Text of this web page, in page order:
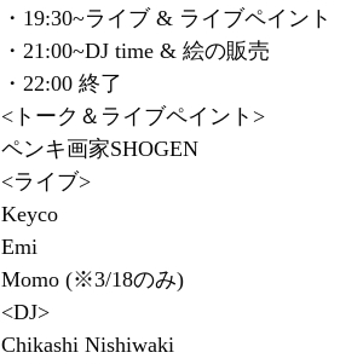
・19:30~ライブ & ライブペイント
・21:00~DJ time & 絵の販売
・22:00 終了
<トーク＆ライブペイント>
ペンキ画家SHOGEN
<ライブ>
Keyco
Emi
Momo (※3/18のみ)
<DJ>
Chikashi Nishiwaki